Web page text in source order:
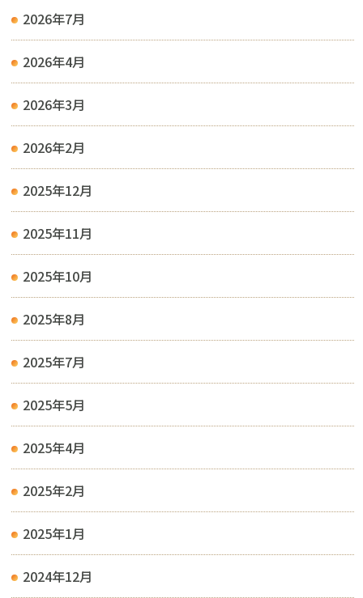
2026年7月
2026年4月
2026年3月
2026年2月
2025年12月
2025年11月
2025年10月
2025年8月
2025年7月
2025年5月
2025年4月
2025年2月
2025年1月
2024年12月